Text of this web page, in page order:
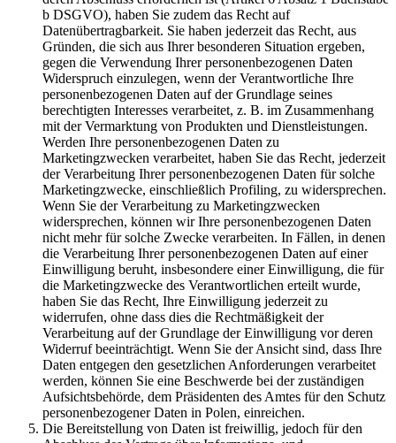
b DSGVO), haben Sie zudem das Recht auf
Datenübertragbarkeit. Sie haben jederzeit das Recht, aus
Gründen, die sich aus Ihrer besonderen Situation ergeben,
gegen die Verwendung Ihrer personenbezogenen Daten
Widerspruch einzulegen, wenn der Verantwortliche Ihre
personenbezogenen Daten auf der Grundlage seines
berechtigten Interesses verarbeitet, z. B. im Zusammenhang
mit der Vermarktung von Produkten und Dienstleistungen.
Werden Ihre personenbezogenen Daten zu
Marketingzwecken verarbeitet, haben Sie das Recht, jederzeit
der Verarbeitung Ihrer personenbezogenen Daten für solche
Marketingzwecke, einschließlich Profiling, zu widersprechen.
Wenn Sie der Verarbeitung zu Marketingzwecken
widersprechen, können wir Ihre personenbezogenen Daten
nicht mehr für solche Zwecke verarbeiten. In Fällen, in denen
die Verarbeitung Ihrer personenbezogenen Daten auf einer
Einwilligung beruht, insbesondere einer Einwilligung, die für
die Marketingzwecke des Verantwortlichen erteilt wurde,
haben Sie das Recht, Ihre Einwilligung jederzeit zu
widerrufen, ohne dass dies die Rechtmäßigkeit der
Verarbeitung auf der Grundlage der Einwilligung vor deren
Widerruf beeinträchtigt. Wenn Sie der Ansicht sind, dass Ihre
Daten entgegen den gesetzlichen Anforderungen verarbeitet
werden, können Sie eine Beschwerde bei der zuständigen
Aufsichtsbehörde, dem Präsidenten des Amtes für den Schutz
personenbezogener Daten in Polen, einreichen.
Die Bereitstellung von Daten ist freiwillig, jedoch für den